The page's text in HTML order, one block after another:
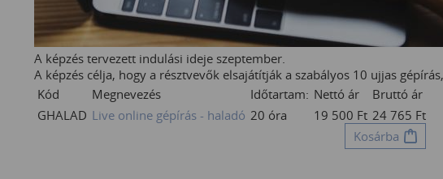
A képzés tervezett indulási ideje szeptember.
A képzés célja, hogy a résztvevők elsajátítják a szabályos 10 ujjas
Kód
Megnevezés Időtartam: Nettó ár
Bruttó ár
GHALAD Live online gépírás - haladó 20 óra 19 500 Ft 24 765 Ft
Kosárba